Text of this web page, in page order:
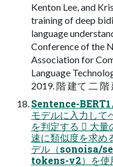
Kenton Lee, and
training of deep
language
Conference of the
Association for
Language
2019. 階 建て 二 階
Sentence-BERT1
モデルに入力して
を判定する  大
速に類似度を求め
デル（sonoisa/
tokens-v2）を使